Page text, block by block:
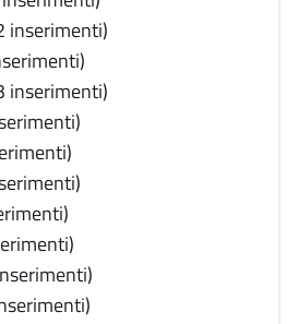
inserimenti)
inserimenti)